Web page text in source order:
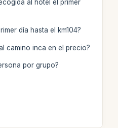
al hotel el primer
día hasta el km104?
camino inca en el precio?
por grupo?